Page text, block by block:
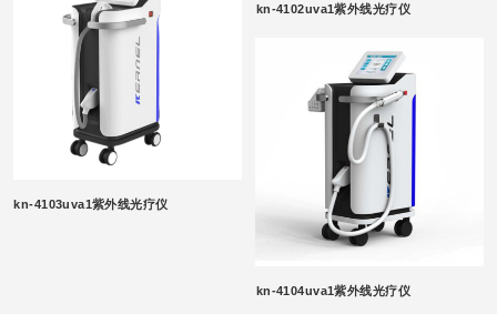
kn-4102uva1紫外线光疗仪
kn-4103uva1紫外线光疗仪
kn-4104uva1紫外线光疗仪